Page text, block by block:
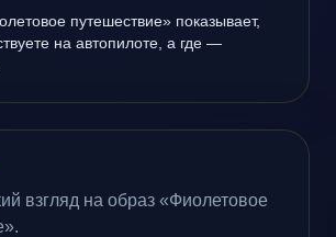
путешествие» показывает,
на автопилоте, а где —
взгляд на образ «Фиолетовое